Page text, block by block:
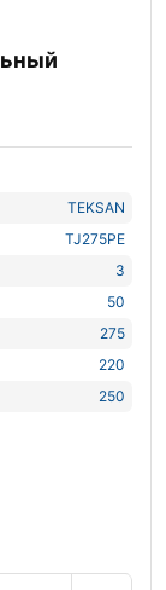
TEKSAN
TJ275PE
3
50
275
220
250